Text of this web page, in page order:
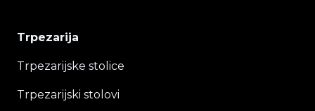
Trpezarija
Trpezarijske stolice
Trpezarijski stolovi